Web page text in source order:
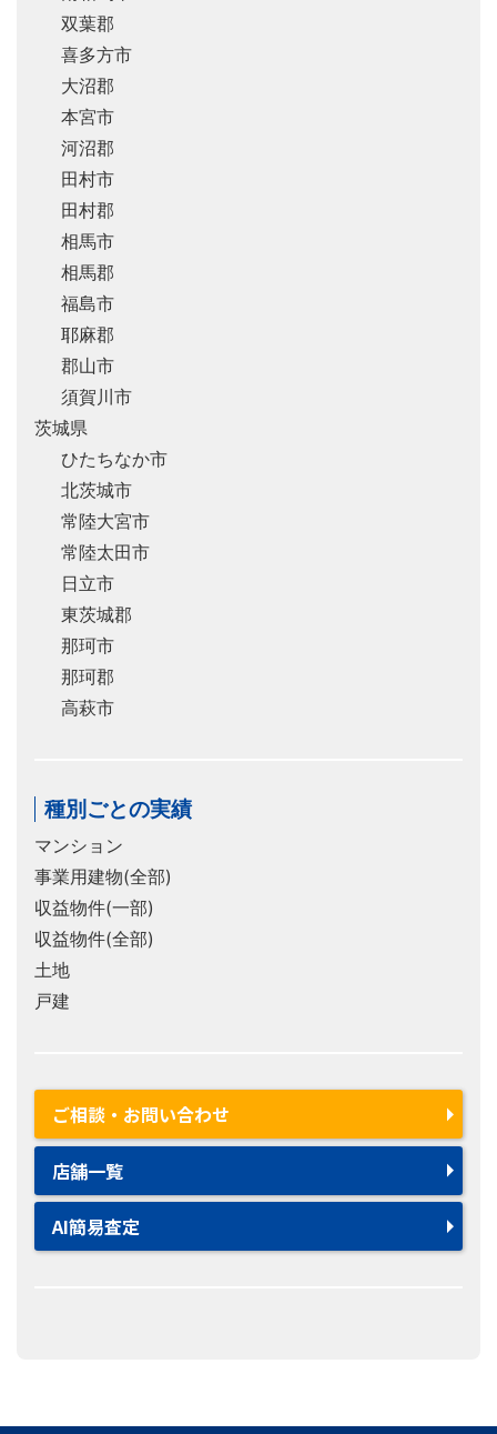
双葉郡
喜多方市
大沼郡
本宮市
河沼郡
田村市
田村郡
相馬市
相馬郡
福島市
耶麻郡
郡山市
須賀川市
茨城県
ひたちなか市
北茨城市
常陸大宮市
常陸太田市
日立市
東茨城郡
那珂市
那珂郡
高萩市
種別ごとの実績
マンション
事業用建物(全部)
収益物件(一部)
収益物件(全部)
土地
戸建
ご相談・お問い合わせ
店舗一覧
AI簡易査定